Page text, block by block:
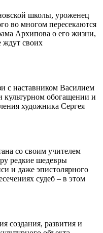
школы, уроженец
во многом пересекаются
Архипова о его жизни,
ждут своих
с наставником Василием
обогащении и
художника Сергея
со своим учителем
редкие шедевры
и даже эпистолярного
судеб – в этом
создания, развития и